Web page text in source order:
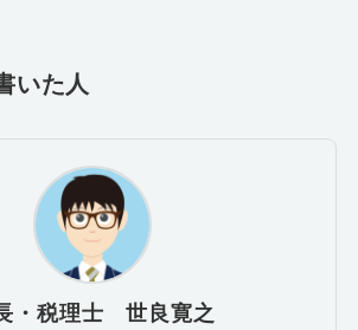
いた人
・税理士 世良寛之